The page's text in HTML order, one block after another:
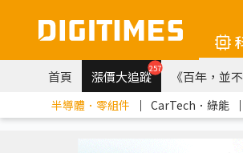
首頁 漲價大追蹤257 《百年，並
半導體．零組件 ｜ CarTech．綠能 ｜